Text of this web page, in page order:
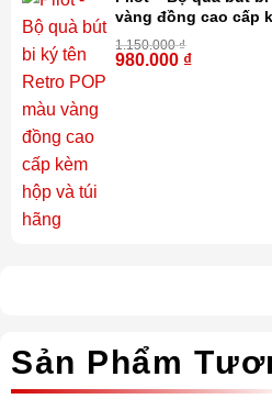
vàng đồng cao cấp
1.150.000₫
980.000 ₫
Sản Phẩm